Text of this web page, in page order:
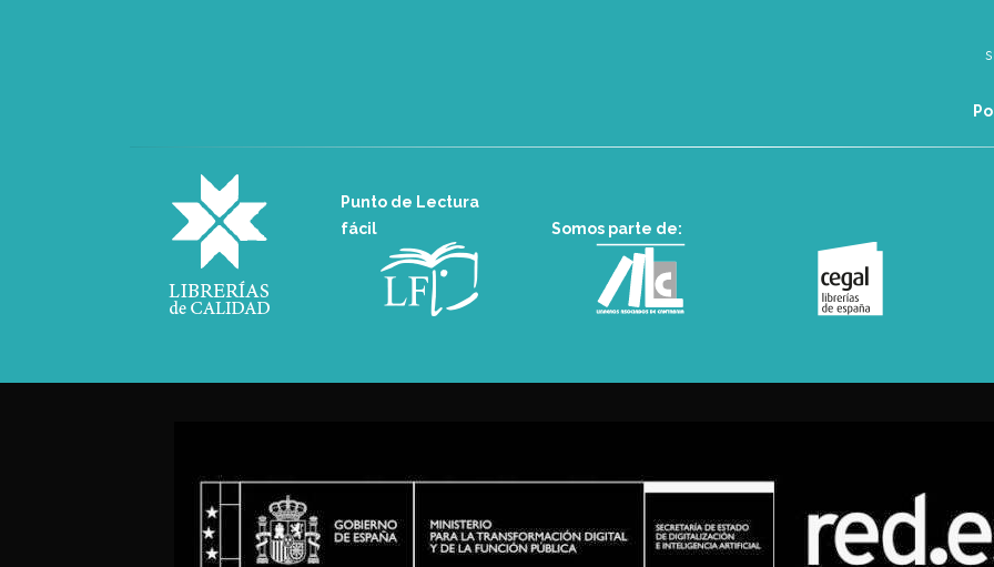
Punto de Lectura
fácil
Somos parte de: